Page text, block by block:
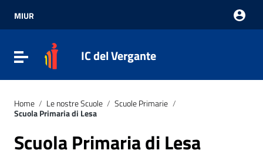
Vai al menu di navigazione
Vai al footer
MIUR
Attiva / disattiva la navigazione
IC del Vergante
Home / Le nostre Scuole / Scuole Primarie /
Scuola Primaria di Lesa
Scuola Primaria di Lesa